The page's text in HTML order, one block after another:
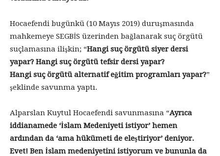
Hocaefendi bugünkü (10 Mayıs 2019) duruşmasında
mahkemeye SEGBİS üzerinden bağlanarak suç örgütü
suçlamasına ilişkin; “Hangi suç örgütü siyer dersi
yapar? Hangi suç örgütü tefsir dersi yapar?
Hangi suç örgütü alternatif eğitim programları yapar?”
şeklinde savunma yaptı.
Alparslan Kuytul Hocaefendi savunmasına “Ayrıca
iddianamede ‘İslam Medeniyeti istiyor’ hemen
ardından da ‘ama hükümeti de eleştiriyor’ deniyor.
Evet! Ben İslam medeniyetini istiyorum ve bununla da